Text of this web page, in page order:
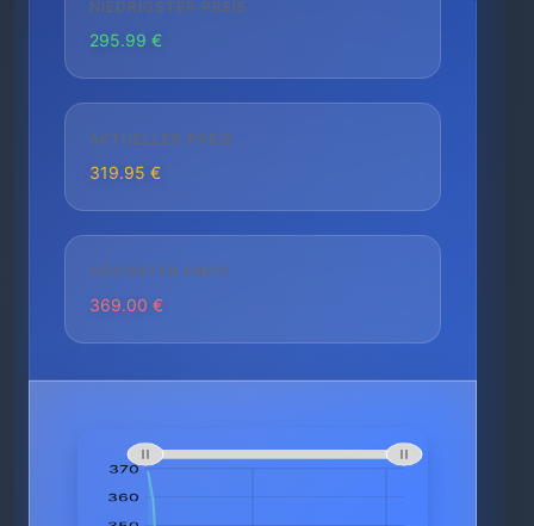
NIEDRIGSTER PREIS
295.99 €
AKTUELLER PREIS
319.95 €
HÖCHSTER PREIS
369.00 €